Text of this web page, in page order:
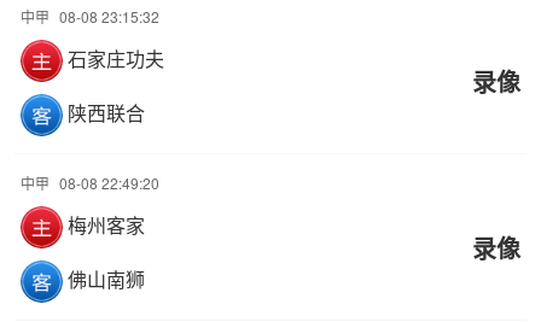
中甲 08-08 23:15:32
石家庄功夫
陕西联合
录像
中甲 08-08 22:49:20
梅州客家
佛山南狮
录像